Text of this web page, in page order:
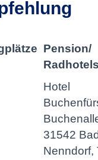
Pension/
Hotel
31542
Nenndorf,